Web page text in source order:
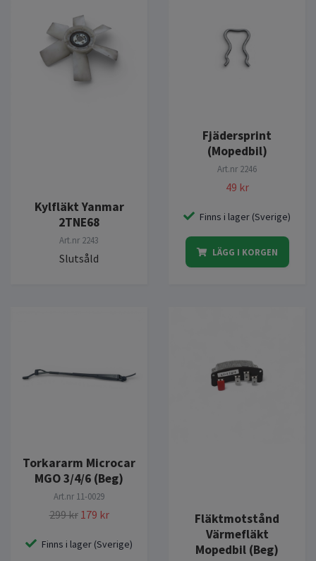
Kylfläkt Yanmar
2TNE68
Art.nr 2243
Slutsåld
Fjädersprint
(Mopedbil)
Art.nr 2246
49 kr
Finns i lager (Sverige)
LÄGG I KORGEN
Torkararm Microcar
MGO 3/4/6 (Beg)
Art.nr 11-0029
299 kr 179 kr
Finns i lager (Sverige)
Fläktmotstånd
Värmefläkt
Mopedbil (Beg)